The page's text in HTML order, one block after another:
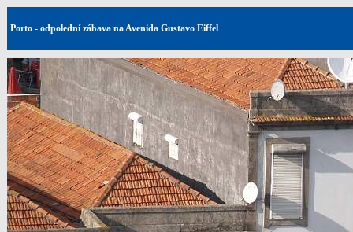
Porto - odpolední zábava na Avenida Gustavo Eiffel